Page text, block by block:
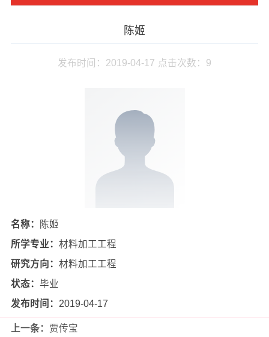
陈姬
发布时间：2019-04-17 点击次数： 9
名称：
陈姬
所学专业： 材料加工工程
研究方向： 材料加工工程
状态： 毕业
发布时间： 2019-04-17
上一条： 贾传宝